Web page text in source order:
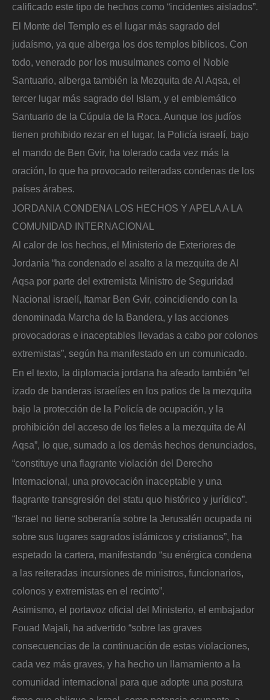
calificado este tipo de hechos como “incidentes aislados”.
El Monte del Templo es el lugar más sagrado del
judaísmo, ya que alberga los dos templos bíblicos. Con
todo, venerado por los musulmanes como el Noble
Santuario, alberga también la Mezquita de Al Aqsa, el
tercer lugar más sagrado del Islam, y el emblemático
Santuario de la Cúpula de la Roca. Aunque los judíos
tienen prohibido rezar en el lugar, la Policía israelí, bajo
el mando de Ben Gvir, ha tolerado cada vez más la
oración, lo que ha provocado reiteradas condenas de los
países árabes.
JORDANIA CONDENA LOS HECHOS Y APELA A LA
COMUNIDAD INTERNACIONAL
Al calor de los hechos, el Ministerio de Exteriores de
Jordania “ha condenado el asalto a la mezquita de Al
Aqsa por parte del extremista Ministro de Seguridad
Nacional israelí, Itamar Ben Gvir, coincidiendo con la
denominada Marcha de la Bandera, y las acciones
provocadoras e inaceptables llevadas a cabo por colonos
extremistas”, según ha manifestado en un comunicado.
En el texto, la diplomacia jordana ha afeado también “el
izado de banderas israelíes en los patios de la mezquita
bajo la protección de la Policía de ocupación, y la
prohibición del acceso de los fieles a la mezquita de Al
Aqsa”, lo que, sumado a los demás hechos denunciados,
“constituye una flagrante violación del Derecho
Internacional, una provocación inaceptable y una
flagrante transgresión del statu quo histórico y jurídico”.
“Israel no tiene soberanía sobre la Jerusalén ocupada ni
sobre sus lugares sagrados islámicos y cristianos”, ha
espetado la cartera, manifestando “su enérgica condena
a las reiteradas incursiones de ministros, funcionarios,
colonos y extremistas en el recinto”.
Asimismo, el portavoz oficial del Ministerio, el embajador
Fouad Majali, ha advertido “sobre las graves
consecuencias de la continuación de estas violaciones,
cada vez más graves, y ha hecho un llamamiento a la
comunidad internacional para que adopte una postura